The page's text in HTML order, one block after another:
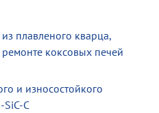
плавленого кварца,
коксовых печей
и износостойкого
SiC-C